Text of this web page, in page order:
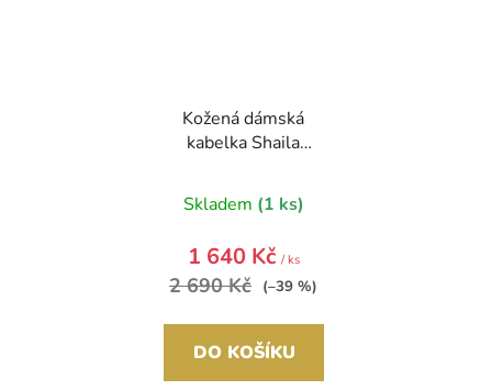
Kožená dámská
kabelka Shaila
Skladem (1 ks)
1 640 Kč / ks
2 690 Kč (–39 %)
DO KOŠÍKU